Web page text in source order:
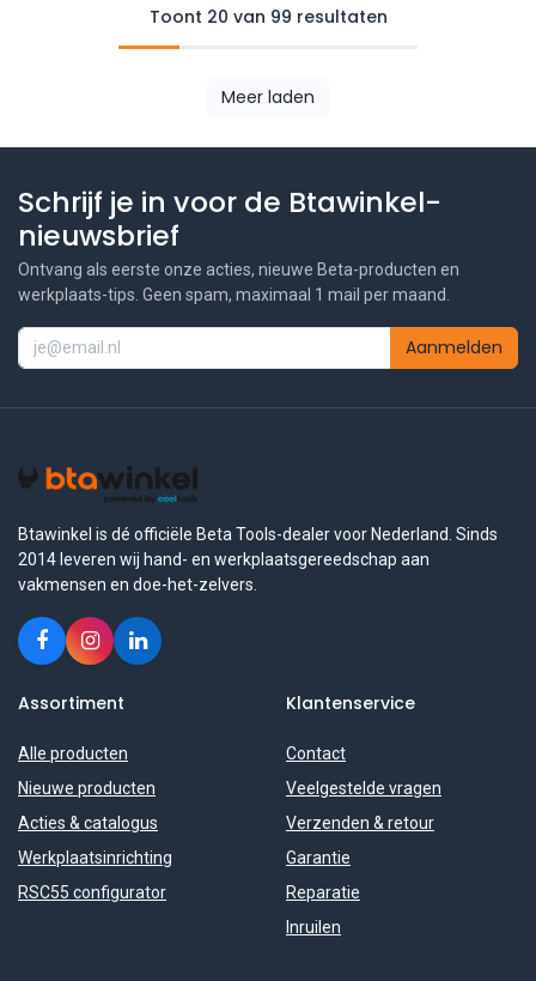
Toont 20 van 99 resultaten
Meer laden
Schrijf je in voor de Btawinkel-
nieuwsbrief
Ontvang als eerste onze acties, nieuwe Beta-producten en
werkplaats-tips. Geen spam, maximaal 1 mail per maand.
Aanmelden
Btawinkel is dé officiële Beta Tools-dealer voor Nederland. Sinds
2014 leveren wij hand- en werkplaatsgereedschap aan
vakmensen en doe-het-zelvers.
Assortiment
Alle producten
Nieuwe producten
Acties & catalogus
Werkplaatsinrichting
RSC55 configurator
Klantenservice
Contact
Veelgestelde vragen
Verzenden & retour
Garantie
Reparatie
Inruilen